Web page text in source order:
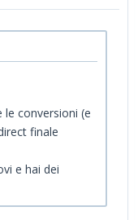
conversioni (e
finale
e hai dei